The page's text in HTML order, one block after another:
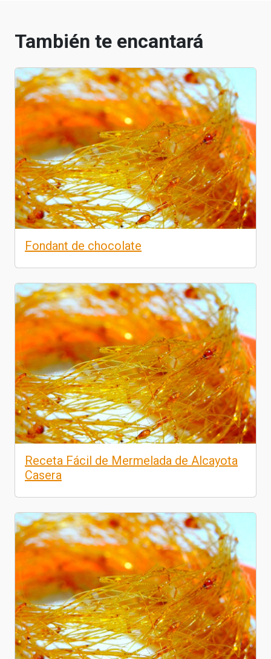
También te encantará
Fondant de chocolate
Receta Fácil de Mermelada de Alcayota
Casera